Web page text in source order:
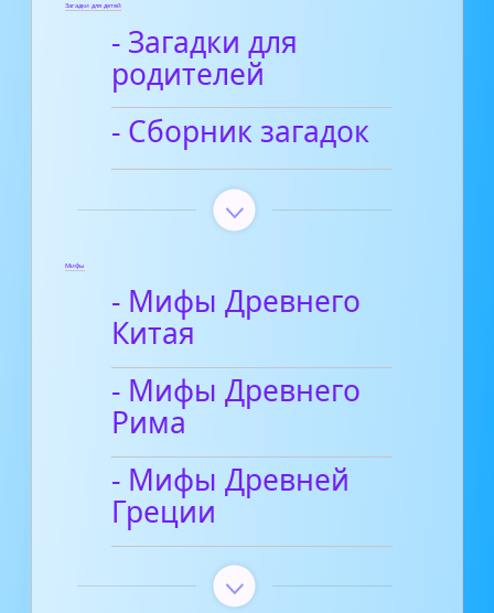
Загадки для детей
- Загадки для
родителей
- Сборник загадок
Мифы
- Мифы Древнего
Китая
- Мифы Древнего
Рима
- Мифы Древней
Греции